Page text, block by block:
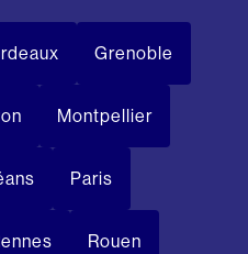
Grenoble
Montpellier
Paris
Rouen